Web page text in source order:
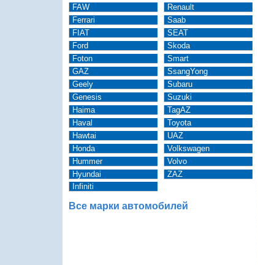
FAW
Ferrari
FIAT
Ford
Foton
GAZ
Geely
Genesis
Haima
Haval
Hawtai
Honda
Hummer
Hyundai
Infiniti
Renault
Saab
SEAT
Skoda
Smart
SsangYong
Subaru
Suzuki
TagAZ
Toyota
UAZ
Volkswagen
Volvo
ZAZ
Все марки автомобилей